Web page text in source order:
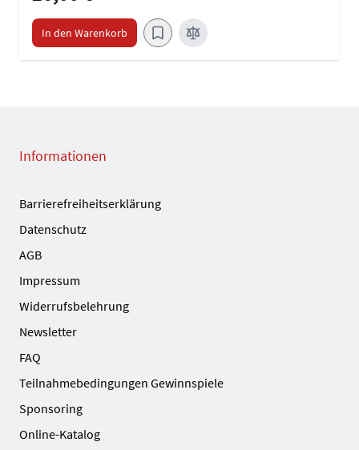
In den Warenkorb
Informationen
Barrierefreiheitserklärung
Datenschutz
AGB
Impressum
Widerrufsbelehrung
Newsletter
FAQ
Teilnahmebedingungen Gewinnspiele
Sponsoring
Online-Katalog